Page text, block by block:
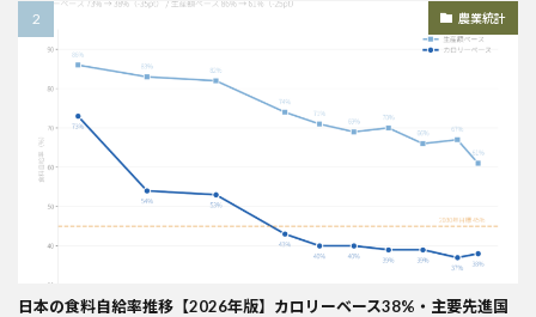
農業統計
日本の食料自給率推移【2026年版】カロリーベース38%・主要先進国